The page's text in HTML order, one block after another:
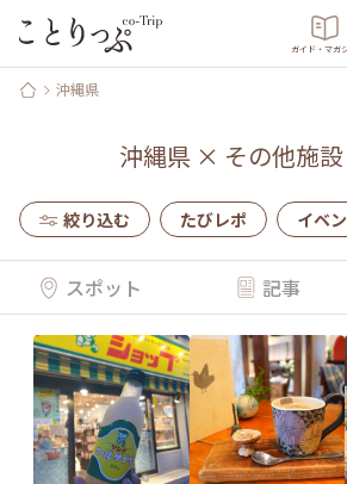
ガイド・マガ
沖縄県
沖縄県 × その他施設
絞り込む たびレポ イベ
スポット 記事